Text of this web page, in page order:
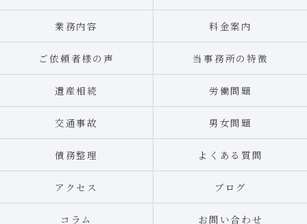
業務内容 料金案内
ご依頼者様の声 当事務所の特徴
遺産相続 労働問題
交通事故 男女問題
債務整理 よくある質問
アクセス ブログ
コラム お問い合わせ